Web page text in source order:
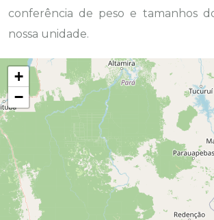
conferência de peso e tamanhos
nossa unidade.
+
−